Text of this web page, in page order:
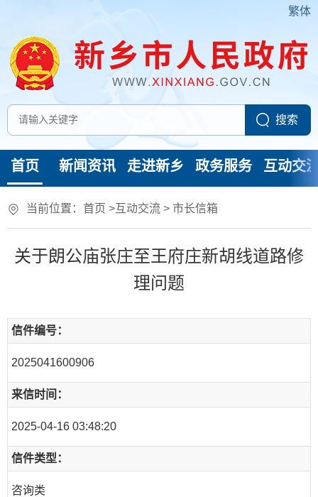
繁体
首页 新闻资讯 走进新乡 政务服务 互动交
当前位置： 首页 >互动交流 > 市长信箱
关于朗公庙张庄至王府庄新胡线道路修
理问题
信件编号：
2025041600906
来信时间：
2025-04-16 03:48:20
信件类型：
咨询类